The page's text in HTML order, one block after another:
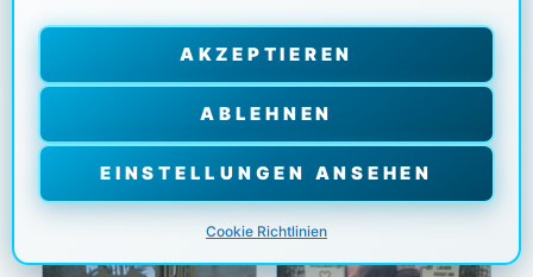
AKZEPTIEREN
ABLEHNEN
EINSTELLUNGEN ANSEHEN
Cookie Richtlinien
IN DEN
IN DEN